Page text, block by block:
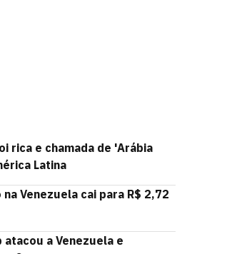
rica e chamada de 'Arábia
Latina
Venezuela cai para R$ 2,72
atacou a Venezuela e